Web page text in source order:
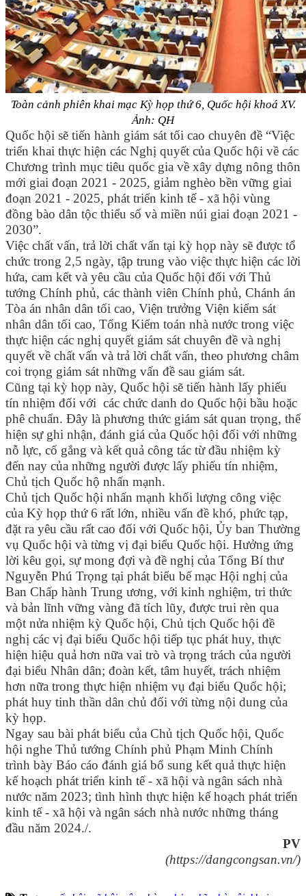
Toàn cảnh phiên khai mạc Kỳ họp thứ 6, Quốc hội khoá XV.
Ảnh: QH
Quốc hội sẽ tiến hành giám sát tối cao chuyên đề “Việc
triển khai thực hiện các Nghị quyết của Quốc hội về các
Chương trình mục tiêu quốc gia về xây dựng nông thôn
mới giai đoạn 2021 - 2025, giảm nghèo bền vững giai
đoạn 2021 - 2025, phát triển kinh tế - xã hội vùng
đồng bào dân tộc thiểu số và miền núi giai đoạn 2021 -
2030”.
Việc chất vấn, trả lời chất vấn tại kỳ họp này sẽ được tổ
chức trong 2,5 ngày, tập trung vào việc thực hiện các lời
hứa, cam kết và yêu cầu của Quốc hội đối với Thủ
tướng Chính phủ, các thành viên Chính phủ, Chánh án
Tòa án nhân dân tối cao, Viện trưởng Viện kiểm sát
nhân dân tối cao, Tổng Kiểm toán nhà nước trong việc
thực hiện các nghị quyết giám sát chuyên đề và nghị
quyết về chất vấn và trả lời chất vấn, theo phương châm
coi trọng giám sát những vấn đề sau giám sát.
Cũng tại kỳ họp này, Quốc hội sẽ tiến hành lấy phiếu
tín nhiệm đối với các chức danh do Quốc hội bầu hoặc
phê chuẩn. Đây là phương thức giám sát quan trọng, thể
hiện sự ghi nhận, đánh giá của Quốc hội đối với những
nỗ lực, cố gắng và kết quả công tác từ đầu nhiệm kỳ
đến nay của những người được lấy phiếu tín nhiệm,
Chủ tịch Quốc hộ nhấn mạnh.
Chủ tịch Quốc hội nhấn mạnh khối lượng công việc
của Kỳ họp thứ 6 rất lớn, nhiều vấn đề khó, phức tạp,
đặt ra yêu cầu rất cao đối với Quốc hội, Ủy ban Thường
vụ Quốc hội và từng vị đại biểu Quốc hội. Hưởng ứng
lời kêu gọi, sự mong đợi và đề nghị của Tổng Bí thư
Nguyễn Phú Trọng tại phát biểu bế mạc Hội nghị của
Ban Chấp hành Trung ương, với kinh nghiệm, tri thức
và bản lĩnh vững vàng đã tích lũy, được trui rèn qua
một nửa nhiệm kỳ Quốc hội, Chủ tịch Quốc hội đề
nghị các vị đại biểu Quốc hội tiếp tục phát huy, thực
hiện hiệu quả hơn nữa vai trò và trọng trách của người
đại biểu Nhân dân; đoàn kết, tâm huyết, trách nhiệm
hơn nữa trong thực hiện nhiệm vụ đại biểu Quốc hội;
phát huy tinh thần dân chủ đối với từng nội dung của
kỳ họp.
Ngay sau bài phát biểu của Chủ tịch Quốc hội, Quốc
hội nghe Thủ tướng Chính phủ Phạm Minh Chính
trình bày Báo cáo đánh giá bổ sung kết quả thực hiện
kế hoạch phát triển kinh tế - xã hội và ngân sách nhà
nước năm 2023; tình hình thực hiện kế hoạch phát triển
kinh tế - xã hội và ngân sách nhà nước những tháng
đầu năm 2024./.
PV
(https://dangcongsan.vn/)